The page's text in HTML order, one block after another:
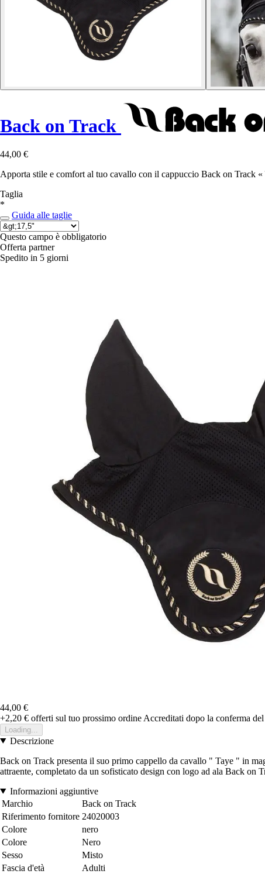
Back on Track
44,00 €
Apporta stile e comfort al tuo cavallo con il cappuccio Back on Track «
Taglia
*
Guida alle taglie
Questo campo è obbligatorio
Offerta partner
Spedito in 5 giorni
44,00 €
+2,20 € offerti sul tuo prossimo ordine Accreditati dopo la conferma
Loading...
Descrizione
Back on Track presenta il suo primo cappello da cavallo " Taye " in
attraente, completato da un sofisticato design con logo ad ala Back on
Informazioni aggiuntive
Marchio
Back on Track
Riferimento fornitore 24020003
Colore
nero
Colore
Nero
Sesso
Misto
Fascia d'età
Adulti